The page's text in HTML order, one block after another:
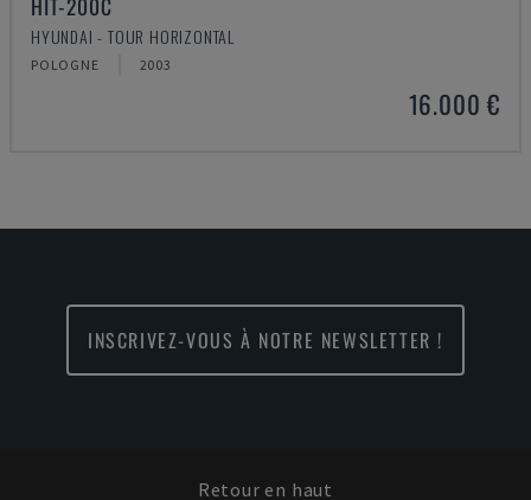
HYUNDAI - TOUR HORIZONTAL
POLOGNE 2003
16.000 €
INSCRIVEZ-VOUS À NOTRE NEWSLETTER !
Retour en haut